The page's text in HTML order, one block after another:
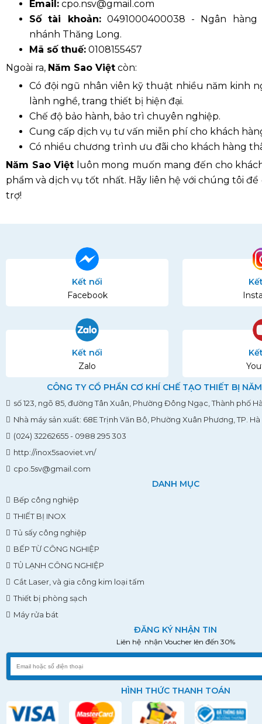
Email: cpo.nsv@gmail.com
Số tài khoản:0491000400038 - Ngân hàng
nhánh Thăng Long.
Mã số thuế: 0108155457
Ngoài ra, Năm Sao Việt còn:
Có đội ngũ nhân viên kỹ thuật nhiều năm kinh
lành nghề, trang thiết bị hiện đại.
Chế độ bảo hành, bảo trì chuyên nghiệp.
Cung cấp dịch vụ tư vấn miễn phí cho khách
Có nhiều chương trình ưu đãi cho khách hàng
Năm Sao Việt luôn mong muốn mang đến cho
phẩm và dịch vụ tốt nhất. Hãy liên hệ với chúng tôi
trợ!
Kết nối
Facebook
Kết nối
Zalo
CÔNG TY CỔ PHẦN CƠ KHÍ CHẾ TẠO THIẾT BỊ
số 123, ngõ 85, đường Tân Xuân, Phường Đông Ngạc, Thành phố
Nhà máy sản xuất: 68E Trịnh Văn Bô, Phường Xuân Phương, TP. Hà
(024) 32262655 - 0988 295 303
http://inox5saoviet.vn/
cpo.5sv@gmail.com
DANH MỤC
Bếp công nghiệp
THIẾT BỊ INOX
Tủ sấy công nghiệp
BẾP TỪ CÔNG NGHIỆP
TỦ LẠNH CÔNG NGHIỆP
Cắt Laser, và gia công kim loại tấm
Thiết bị phòng sạch
Máy rửa bát
ĐĂNG KÝ NHẬN TIN
Liên hệ nhận Voucher lên đến 30%
HÌNH THỨC THANH TOÁN